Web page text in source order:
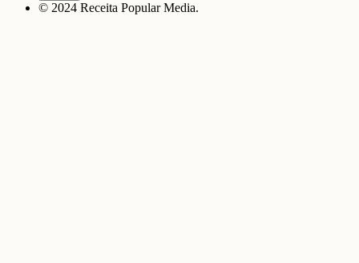
© 2024 Receita Popular Media.